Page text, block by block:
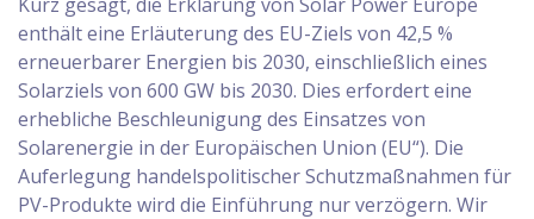
enthält eine Erläuterung des EU-Ziels von 42,5 %
erneuerbarer Energien bis 2030, einschließlich eines
Solarziels von 600 GW bis 2030. Dies erfordert eine
erhebliche Beschleunigung des Einsatzes von
Solarenergie in der Europäischen Union (EU“). Die
Auferlegung handelspolitischer Schutzmaßnahmen für
PV-Produkte wird die Einführung nur verzögern. Wir